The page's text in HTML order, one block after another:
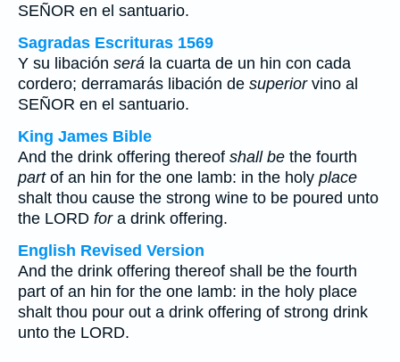
SEÑOR en el santuario.
Sagradas Escrituras 1569
Y su libación será la cuarta de un hin con cada
cordero; derramarás libación de superiorvino al
SEÑOR en el santuario.
King James Bible
And the drink offering thereof shall be the fourth
partof an hin for the one lamb: in the holy place
shalt thou cause the strong wine to be poured unto
the LORD fora drink offering.
English Revised Version
And the drink offering thereof shall be the fourth
part of an hin for the one lamb: in the holy place
shalt thou pour out a drink offering of strong drink
unto the LORD.